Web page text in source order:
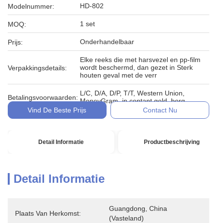
Modelnummer: HD-802
MOQ: 1 set
Prijs: Onderhandelbaar
Verpakkingsdetails:
Elke reeks die met harsvezel en pp-film
wordt beschermd, dan gezet in Sterk
houten geval met de verr
Betalingsvoorwaarden:
L/C, D/A, D/P, T/T, Western Union,
MoneyGram, in contant geld, borg
Vind De Beste Prijs
Contact Nu
Detail Informatie Productbeschrijving
Detail Informatie
Plaats Van Herkomst:
Guangdong, China
(vasteland)